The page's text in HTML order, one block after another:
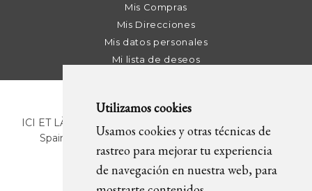
Utilizamos cookies
Usamos cookies y otras técnicas de
rastreo para mejorar tu experiencia
de navegación en nuestra web, para
Mis Compras
Mis Direcciones
Mis datos personales
Mi lista de deseos
ICI ET LÀ | C/ Sant Pere Més Alt, 43 | 08003 Barcelona.
Spain | T. +34 93 268 78 43 | +34 630 82 09 89 |
info@icietla.com | Cookies